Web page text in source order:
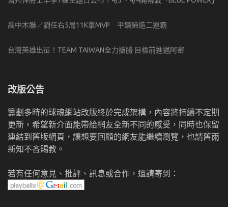
高中木聯／劉任右5局11K拿MVP 平鎮締造二連霸
台灣英雄出征！TEAM TAIWAN全力搶勝 目標前進邁阿密
改版公告
籌劃多時的球魂網站改版終於完成架構，內容將持續不定期
更新，希望新介面能帶給網友全新不同的感受，同時也保留
連結到舊版網頁，讓想要回顧的網友能繼續瀏覽，也請舊雨
新知不吝賜教。
若有任何意見、批評、訊息或合作，還請寄到：